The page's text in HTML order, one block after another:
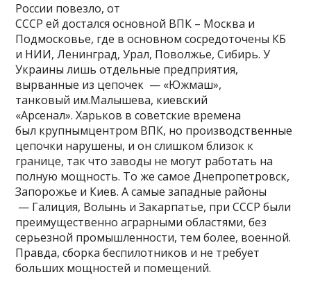
России повезло, от
СССР ей достался основной ВПК – Москва и
Подмосковье, где в основном сосредоточены КБ
и НИИ, Ленинград, Урал, Поволжье, Сибирь. У
Украины лишь отдельные предприятия,
вырванные из цепочек — «Южмаш»,
танковый им.Малышева, киевский
«Арсенал». Харьков в советские времена
был крупнымцентром ВПК, но производственные
цепочки нарушены, и он слишком близок к
границе, так что заводы не могут работать на
полную мощность. То же самое Днепропетровск,
Запорожье и Киев. А самые западные районы
— Галиция, Волынь и Закарпатье, при СССР были
преимущественно аграрными областями, без
серьезной промышленности, тем более, военной.
Правда, сборка беспилотников и не требует
больших мощностей и помещений.